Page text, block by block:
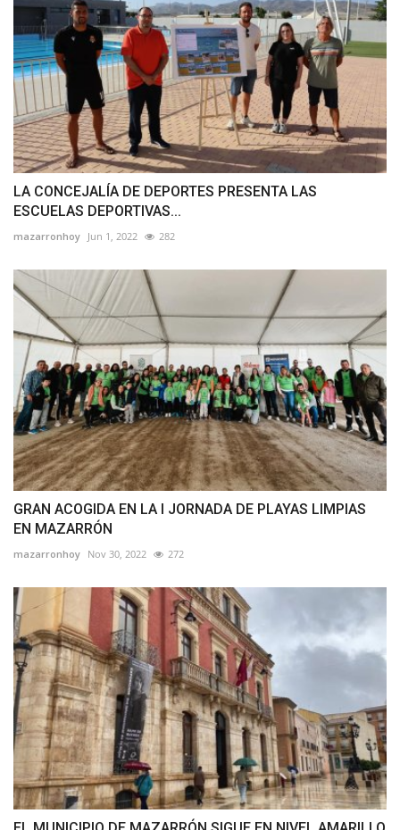
LA CONCEJALÍA DE DEPORTES PRESENTA LAS
ESCUELAS DEPORTIVAS...
mazarronhoy Jun 1, 2022 282
GRAN ACOGIDA EN LA I JORNADA DE PLAYAS LIMPIAS
EN MAZARRÓN
mazarronhoy Nov 30, 2022 272